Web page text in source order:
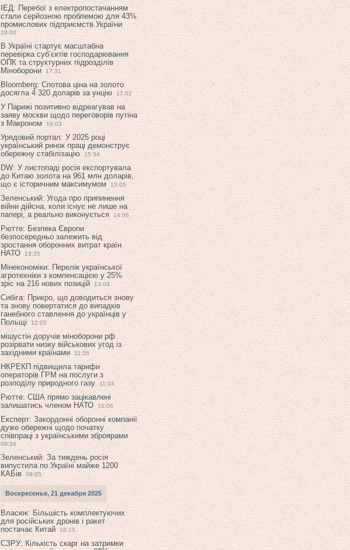
ІЕД: Перебої з електропостачанням
стали серйозною проблемою для 43%
промислових підприємств України
18:00
В Україні стартує масштабна
перевірка суб’єктів господарювання
ОПК та структурних підрозділів
Міноборони
17:31
Bloomberg: Спотова ціна на золото
досягла 4 320 доларів за унцію
17:02
У Парижі позитивно відреагував на
заяву москви щодо переговорів путіна
з Макроном
16:03
Урядовий портал: У 2025 році
український ринок праці демонструє
обережну стабілізацію
15:34
DW: У листопаді росія експортувала
до Китаю золота на 961 млн доларів,
що є історичним максимумом
15:05
Зеленський: Угода про припинення
війни дійсна, коли існує не лише на
папері, а реально виконується
14:06
Рютте: Безпека Європи
безпосередньо залежить від
зростання оборонних витрат країн
НАТО
13:35
Мінекономіки: Перелік української
агротехніки з компенсацією у 25%
зріс на 216 нових позицій
13:04
Сибіга: Прикро, що доводиться знову
та знову повертатися до випадків
ганебного ставлення до українців у
Польщі
12:05
мішустін доручів міноборони рф
розірвати низку військових угод із
західними країнами
11:36
НКРЕКП підвищила тарифи
операторів ГРМ на послуги з
розподілу природного газу
11:04
Рютте: США прямо зацікавлені
залишатись членом НАТО
10:06
Експерт: Закордонні оборонні компанії
дуже обережні щодо початку
співпраці з українськими зброярами
09:34
Зеленський: За тиждень росія
випустила по Україні майже 1200
КАБів
09:05
Воскресенье, 21 декабря 2025
Власюк: Більшість комплектуючих
для російських дронів і ракет
постачає Китай
16:15
СЗРУ: Кількість скарг на затримки